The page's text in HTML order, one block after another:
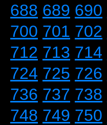
688 689 690
700 701 702
712 713 714
724 725 726
736 737 738
748 749 750